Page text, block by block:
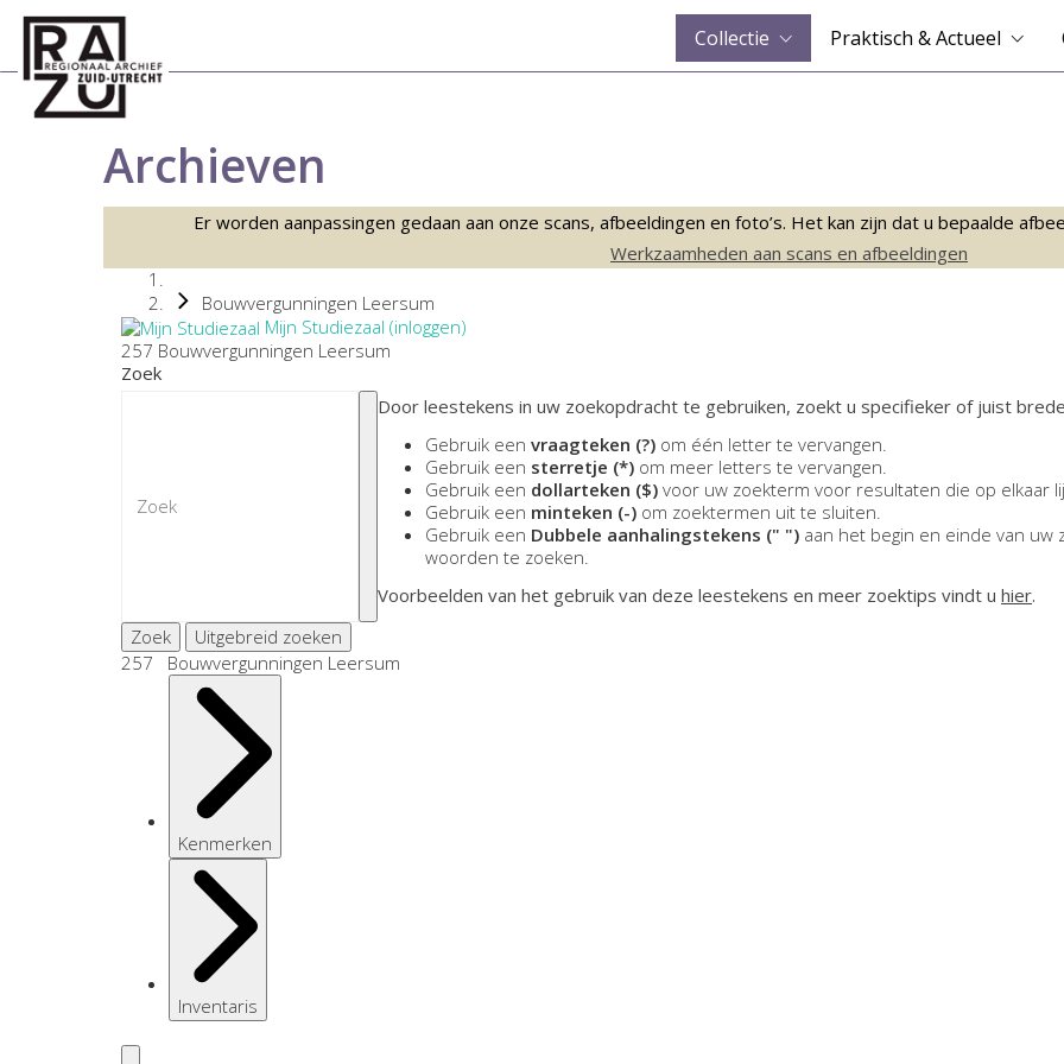
Collectie Praktisch & Actueel
Archieven
Er worden aanpassingen gedaan aan onze scans, afbeeldingen en foto’s. Het kan zijn dat u bepaalde
Werkzaamheden aan scans en afbeeldingen
Bouwvergunningen Leersum
Mijn Studiezaal (inloggen)
257 Bouwvergunningen Leersum
Zoek
Door leestekens in uw zoekopdracht te gebruiken, zoekt u specifieker of juist
Gebruik een vraagteken (?) om één letter te vervangen.
Gebruik een sterretje (*) om meer letters te vervangen.
Gebruik een dollarteken ($) voor uw zoekterm voor resultaten die op elkaar
Gebruik een minteken (-) om zoektermen uit te sluiten.
Gebruik een Dubbele aanhalingstekens (" ") aan het begin en einde van uw
woorden te zoeken.
Voorbeelden van het gebruik van deze leestekens en meer zoektips vindt u hier.
Zoek
Uitgebreid zoeken
257 Bouwvergunningen Leersum
Kenmerken
Inventaris